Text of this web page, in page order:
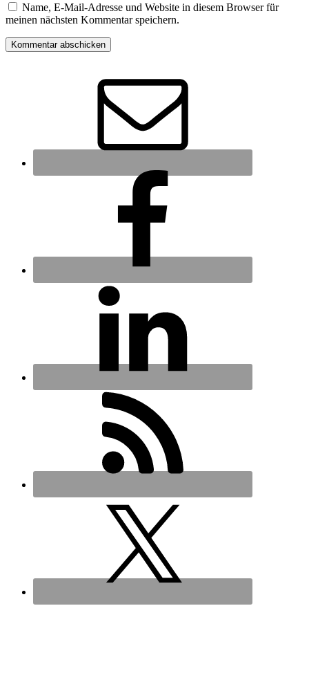
Name, E-Mail-Adresse und Website in diesem Browser für
meinen nächsten Kommentar speichern.